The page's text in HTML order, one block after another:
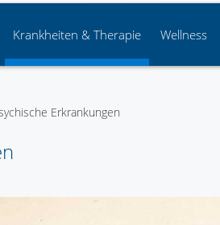
Krankheiten & Therapie Wellness
Erkrankungen